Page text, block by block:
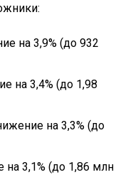
на 3,9% (до 932
на 3,4% (до 1,98
на 3,3% (до
на 3,1% (до 1,86 млн